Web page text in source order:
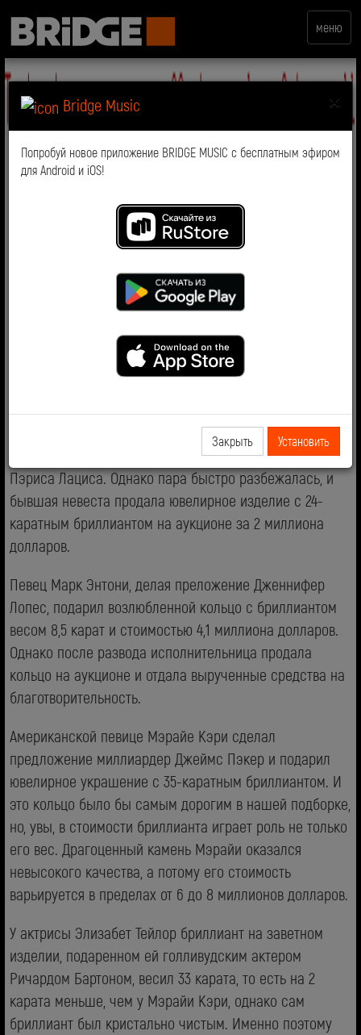
меню
×
Bridge Music
Попробуй новое приложение BRIDGE MUSIC с бесплатным эфиром
для Android и iOS!
Закрыть Установить
Самое дорогое предложение
Настоящая любовь не стоит и всех богатств мира.
свадьбы, женихи стараются выбирать кольца подороже
и уникальнее, тем более, что фотографии будущих
супругов точно облетят весь мир.
Сегодня покажем вам, как выглядят самые дорогие
Пэрис Хилтон получила кольцо за 4,7 миллиона
долларов от наследника судостроительной империи
Пэриса Лациса. Однако пара быстро разбежалась, и
бывшая невеста продала ювелирное изделие с 24-
каратным бриллиантом на аукционе за 2 миллиона
долларов.
Певец Марк Энтони, делая преложение Дженнифер
Лопес, подарил возлюбленной кольцо с бриллиантом
весом 8,5 карат и стоимостью 4,1 миллиона долларов.
Однако после развода исполнительница продала
кольцо на аукционе и отдала вырученные средства на
благотворительность.
Американской певице Мэрайе Кэри сделал
предложение миллиардер Джеймс Пэкер и подарил
ювелирное украшение с 35-каратным бриллиантом. И
это кольцо было бы самым дорогим в нашей подборке,
но, увы, в стоимости бриллианта играет роль не только
его вес. Драгоценный камень Мэрайи оказался
невысокого качества, а потому его стоимость
варьируется в пределах от 6 до 8 миллионов долларов.
У актрисы Элизабет Тейлор бриллиант на заветном
изделии, подаренном ей голливудским актером
Ричардом Бартоном, весил 33 карата, то есть на 2
карата меньше, чем у Мэрайи Кэри, однако сам
бриллиант был кристально чистым. Именно поэтому